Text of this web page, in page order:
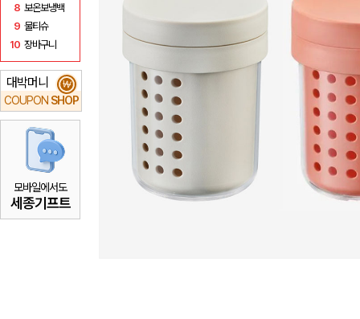
8 보온보냉백
9 물티슈
10 장바구니
대박머니
COUPON SHOP
₩
모바일에서도
세종기프트